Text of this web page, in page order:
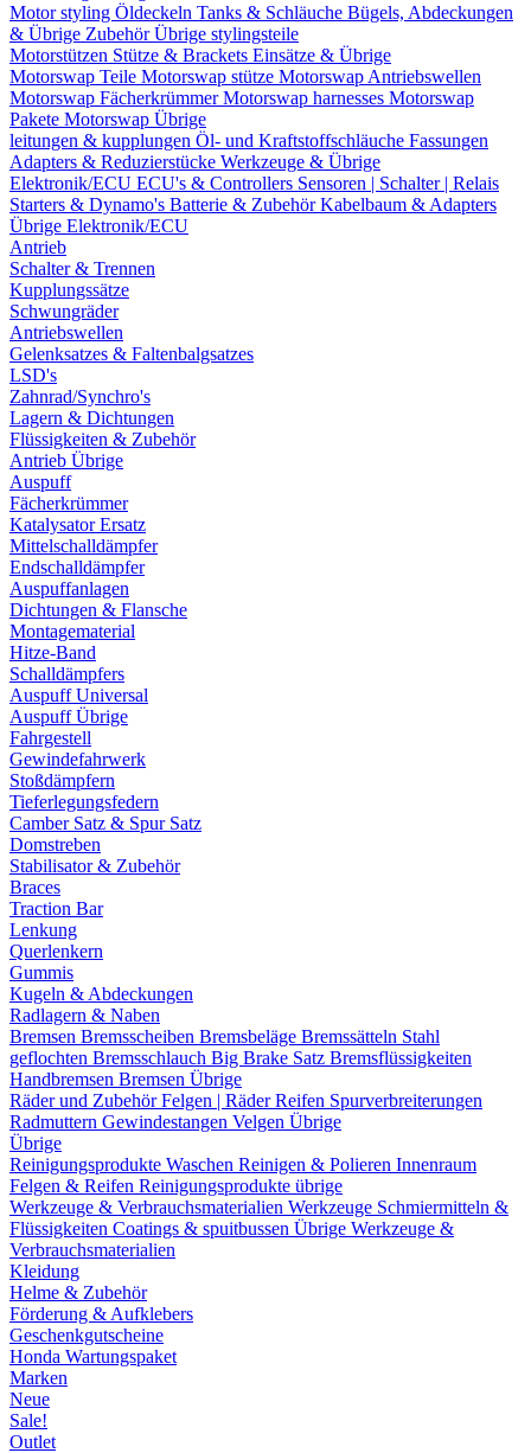
Motor styling Öldeckeln Tanks & Schläuche Bügels, Abdeckungen
& Übrige ZubehörÜbrige stylingsteile
Motorstützen Stütze & Brackets Einsätze & Übrige
Motorswap Teile Motorswap stütze Motorswap Antriebswellen
Motorswap FächerkrümmerMotorswap harnesses Motorswap
Pakete Motorswap Übrige
leitungen & kupplungen Öl- und Kraftstoffschläuche Fassungen
Adapters & Reduzierstücke Werkzeuge & Übrige
Elektronik/ECU ECU's & Controllers Sensoren | Schalter | Relais
Starters & Dynamo's Batterie & ZubehörKabelbaum & Adapters
Übrige Elektronik/ECU
Antrieb
Schalter & Trennen
Kupplungssätze
Schwungräder
Antriebswellen
Gelenksatzes & Faltenbalgsatzes
LSD's
Zahnrad/Synchro's
Lagern & Dichtungen
Flüssigkeiten & Zubehör
Antrieb Übrige
Auspuff
Fächerkrümmer
Katalysator Ersatz
Mittelschalldämpfer
Endschalldämpfer
Auspuffanlagen
Dichtungen & Flansche
Montagematerial
Hitze-Band
Schalldämpfers
Auspuff Universal
Auspuff Übrige
Fahrgestell
Gewindefahrwerk
Stoßdämpfern
Tieferlegungsfedern
Camber Satz & Spur Satz
Domstreben
Stabilisator & Zubehör
Braces
Traction Bar
Lenkung
Querlenkern
Gummis
Kugeln & Abdeckungen
Radlagern & Naben
Bremsen Bremsscheiben Bremsbeläge Bremssätteln Stahl
geflochten Bremsschlauch Big Brake Satz Bremsflüssigkeiten
Handbremsen Bremsen Übrige
Räder und ZubehörFelgen | RäderReifen Spurverbreiterungen
Radmuttern Gewindestangen Velgen Übrige
Übrige
Reinigungsprodukte Waschen Reinigen & Polieren Innenraum
Felgen & Reifen Reinigungsprodukte übrige
Werkzeuge & Verbrauchsmaterialien Werkzeuge Schmiermitteln &
Flüssigkeiten Coatings & spuitbussen Übrige Werkzeuge &
Verbrauchsmaterialien
Kleidung
Helme & Zubehör
Förderung & Aufklebers
Geschenkgutscheine
Honda Wartungspaket
Marken
Neue
Sale!
Outlet